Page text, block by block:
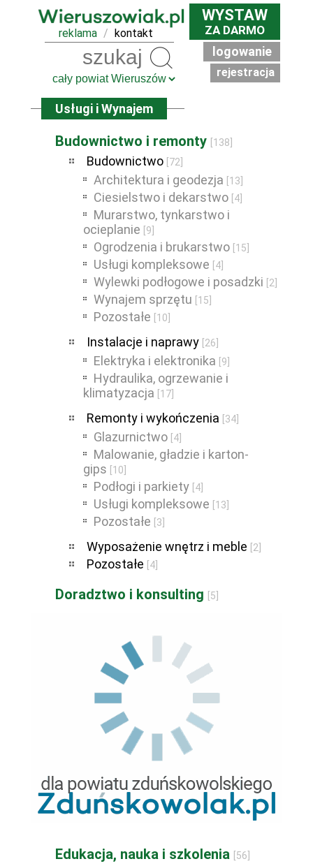
reklama / kontakt
WYSTAW
ZA DARMO
logowanie
rejestracja
Usługi i Wynajem
Budownictwo i remonty [138]
Budownictwo [72]
Architektura i geodezja [13]
Ciesielstwo i dekarstwo [4]
Murarstwo, tynkarstwo i
ocieplanie
[9]
Ogrodzenia i brukarstwo [15]
Usługi kompleksowe [4]
Wylewki podłogowe i posadzki [2]
Wynajem sprzętu [15]
Pozostałe [10]
Instalacje i naprawy [26]
Elektryka i elektronika [9]
Hydraulika, ogrzewanie i
klimatyzacja
[17]
Remonty i wykończenia [34]
Glazurnictwo [4]
Malowanie, gładzie i karton-
gips
[10]
Podłogi i parkiety [4]
Usługi kompleksowe [13]
Pozostałe [3]
Wyposażenie wnętrz i meble [2]
Pozostałe [4]
Doradztwo i konsulting [5]
Edukacja, nauka i szkolenia [56]